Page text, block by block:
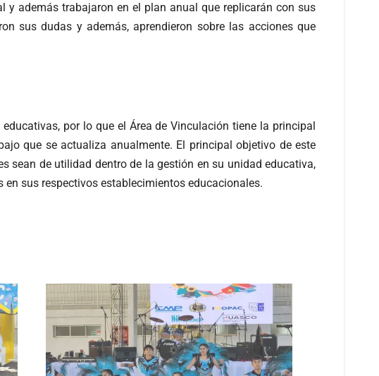
y además trabajaron en el plan anual que replicarán con sus
sus dudas y además, aprendieron sobre las acciones que
por lo que el Área de Vinculación tiene la principal
que se actualiza anualmente. El principal objetivo de este
sean de utilidad dentro de la gestión en su unidad educativa,
sus respectivos establecimientos educacionales.